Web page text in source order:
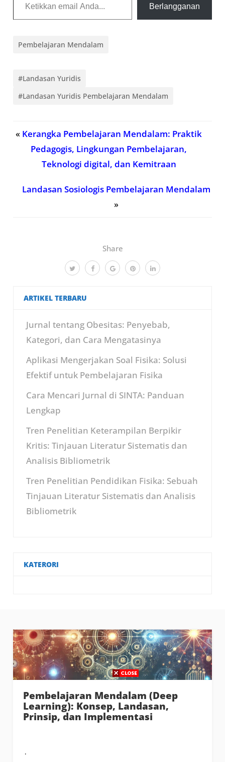
Share
Berlangganan
Pembelajaran Mendalam
#Landasan Yuridis
#Landasan Yuridis Pembelajaran Mendalam
« Kerangka Pembelajaran Mendalam: Praktik
Pedagogis, Lingkungan Pembelajaran,
Teknologi digital, dan Kemitraan
Landasan Sosiologis Pembelajaran Mendalam
»
ARTIKEL TERBARU
Jurnal tentang Obesitas: Penyebab,
Kategori, dan Cara Mengatasinya
Aplikasi Mengerjakan Soal Fisika: Solusi
Efektif untuk Pembelajaran Fisika
Cara Mencari Jurnal di SINTA: Panduan
Lengkap
Tren Penelitian Keterampilan Berpikir
Kritis: Tinjauan Literatur Sistematis dan
Analisis Bibliometrik
Tren Penelitian Pendidikan Fisika: Sebuah
Tinjauan Literatur Sistematis dan Analisis
Bibliometrik
KATERORI
Pembelajaran Mendalam (Deep
Learning): Konsep, Landasan,
Prinsip, dan Implementasi